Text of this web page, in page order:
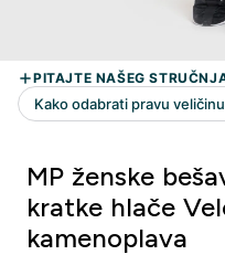
MP ženske
kratke hlače
kamenoplava